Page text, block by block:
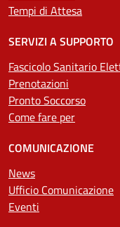
Tempi di Attesa
SERVIZI A SUPPORTO
Fascicolo Sanitario
Prenotazioni
Pronto Soccorso
Come fare per
COMUNICAZIONE
News
Ufficio Comunicazione
Eventi